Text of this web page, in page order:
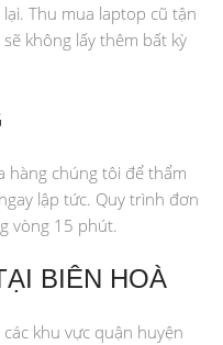
Thu mua laptop cũ tận
không lấy thêm bất kỳ
hàng chúng tôi để thẩm
lập tức. Quy trình đơn
vòng 15 phút.
BIÊN HOÀ
khu vực quận huyện